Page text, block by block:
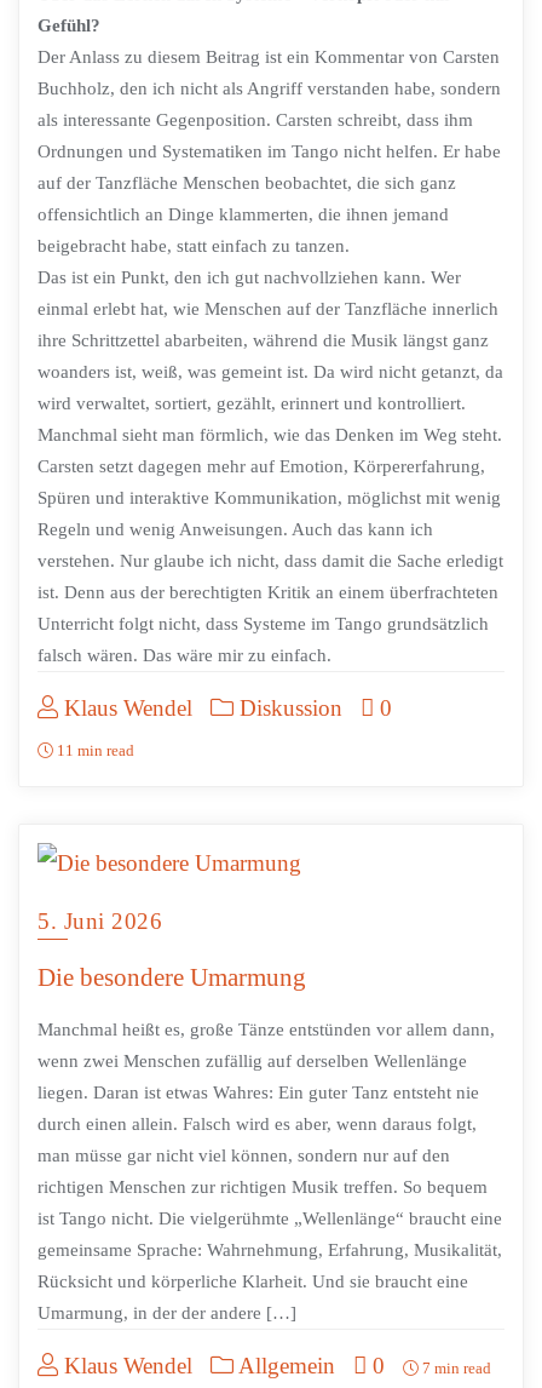
Gefühl?
Der Anlass zu diesem Beitrag ist ein Kommentar von Carsten
Buchholz, den ich nicht als Angriff verstanden habe, sondern
als interessante Gegenposition. Carsten schreibt, dass ihm
Ordnungen und Systematiken im Tango nicht helfen. Er habe
auf der Tanzfläche Menschen beobachtet, die sich ganz
offensichtlich an Dinge klammerten, die ihnen jemand
beigebracht habe, statt einfach zu tanzen.
Das ist ein Punkt, den ich gut nachvollziehen kann. Wer
einmal erlebt hat, wie Menschen auf der Tanzfläche innerlich
ihre Schrittzettel abarbeiten, während die Musik längst ganz
woanders ist, weiß, was gemeint ist. Da wird nicht getanzt, da
wird verwaltet, sortiert, gezählt, erinnert und kontrolliert.
Manchmal sieht man förmlich, wie das Denken im Weg steht.
Carsten setzt dagegen mehr auf Emotion, Körpererfahrung,
Spüren und interaktive Kommunikation, möglichst mit wenig
Regeln und wenig Anweisungen. Auch das kann ich
verstehen. Nur glaube ich nicht, dass damit die Sache erledigt
ist. Denn aus der berechtigten Kritik an einem überfrachteten
Unterricht folgt nicht, dass Systeme im Tango grundsätzlich
falsch wären. Das wäre mir zu einfach.
Klaus Wendel Diskussion 0
11 min read
5. Juni 2026
Die besondere Umarmung
Manchmal heißt es, große Tänze entstünden vor allem dann,
wenn zwei Menschen zufällig auf derselben Wellenlänge
liegen. Daran ist etwas Wahres: Ein guter Tanz entsteht nie
durch einen allein. Falsch wird es aber, wenn daraus folgt,
man müsse gar nicht viel können, sondern nur auf den
richtigen Menschen zur richtigen Musik treffen. So bequem
ist Tango nicht. Die vielgerühmte „Wellenlänge“ braucht eine
gemeinsame Sprache: Wahrnehmung, Erfahrung, Musikalität,
Rücksicht und körperliche Klarheit. Und sie braucht eine
Umarmung, in der der andere […]
Klaus Wendel Allgemein 0 7 min read